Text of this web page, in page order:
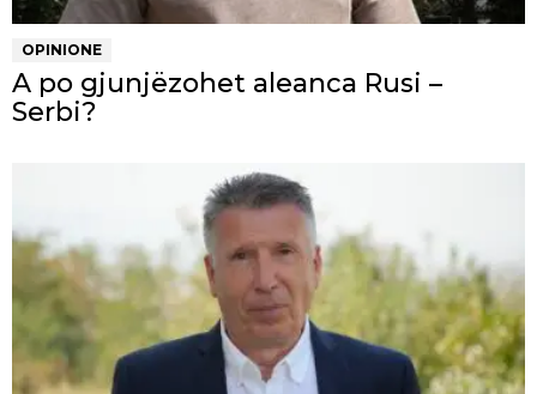
OPINIONE
A po gjunjëzohet aleanca Rusi –
Serbi?